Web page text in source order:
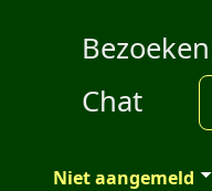
Bezoeken
Chat
Niet aangemeld